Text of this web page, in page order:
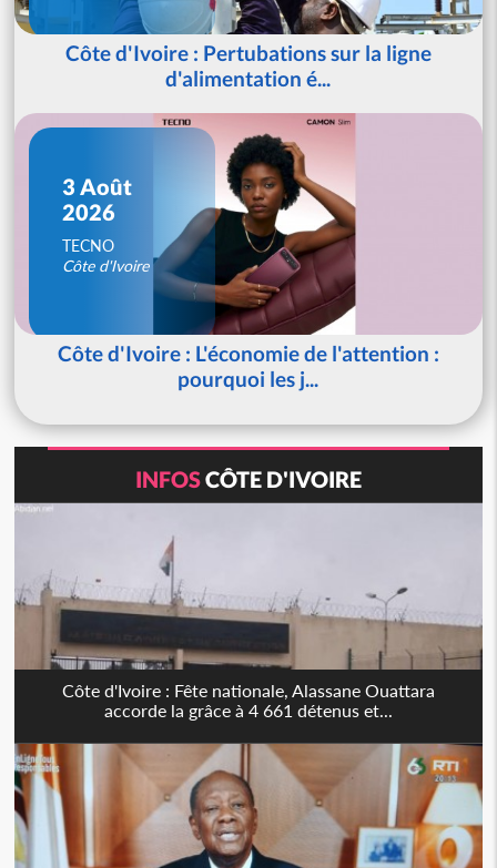
Côte d'Ivoire : Pertubations sur la ligne
d'alimentation é...
3 Août
2026
TECNO
Côte d'Ivoire
Côte d'Ivoire : L'économie de l'attention :
pourquoi les j...
INFOSCÔTE D'IVOIRE
Côte d'Ivoire : Fête nationale, Alassane Ouattara
accorde la grâce à 4 661 détenus et...